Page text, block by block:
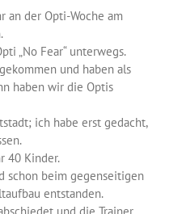
an der Opti-Woche am
„No Fear“ unterwegs.
und haben als
haben wir die Optis
ich habe erst gedacht,
40 Kinder.
schon beim gegenseitigen
entstanden.